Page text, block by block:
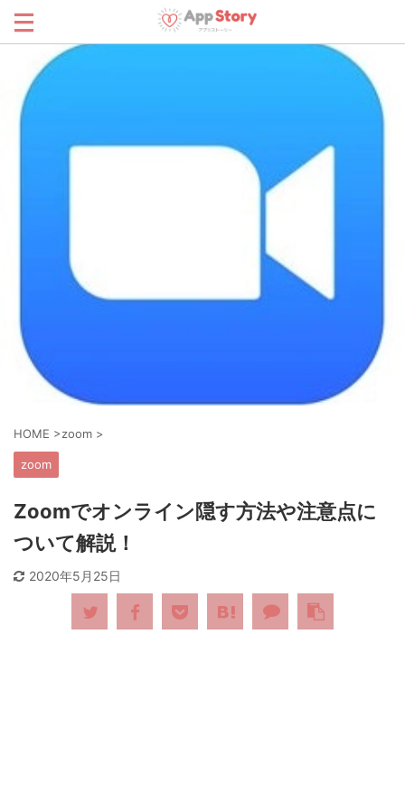
HOME >zoom >
zoom
Zoomでオンライン隠す方法や注意点に
ついて解説！
2020年5月25日